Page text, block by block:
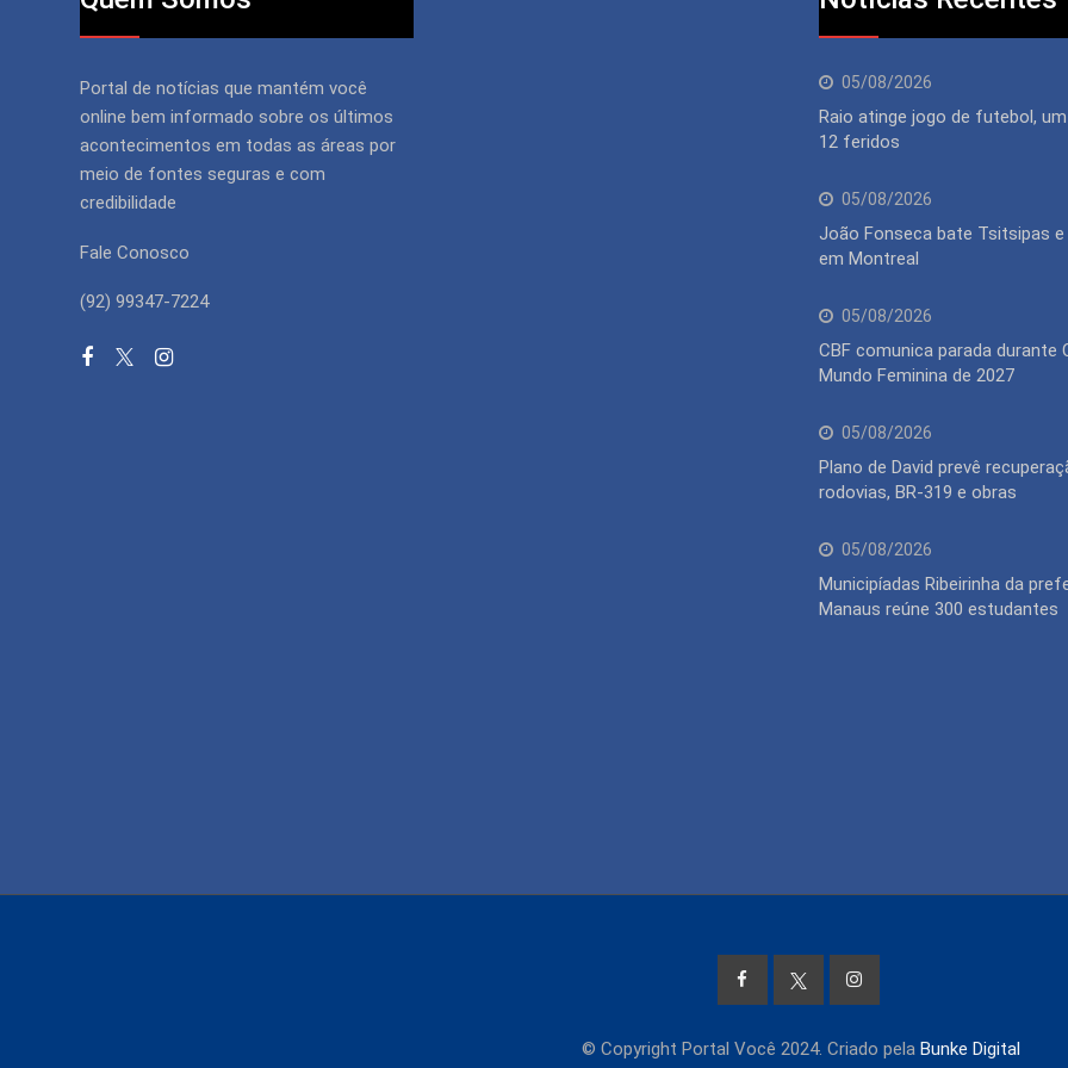
Portal de notícias que mantém você
online bem informado sobre os últimos
acontecimentos em todas as áreas por
meio de fontes seguras e com
credibilidade
Fale Conosco
(92) 99347-7224
05/08/2026
Raio atinge jogo de futebol,
12 feridos
05/08/2026
João Fonseca bate Tsitsipas e
em Montreal
05/08/2026
CBF comunica parada durante
Mundo Feminina de 2027
05/08/2026
Plano de David prevê
rodovias, BR-319 e obras
05/08/2026
Municipíadas Ribeirinha da
Manaus reúne 300 estudantes
© Copyright Portal Você 2024. Criado pela Bunke Digital